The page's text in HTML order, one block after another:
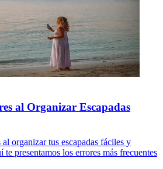
al Organizar Escapadas
organizar tus escapadas fáciles y
presentamos los errores más frecuentes